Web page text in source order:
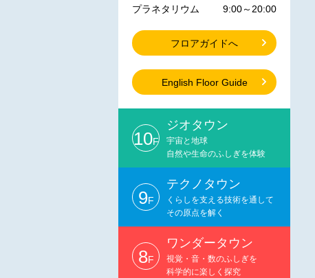
プラネタリウム
9:00～20:00
フロアガイドへ
English Floor Guide
10F
ジオタウン
宇宙と地球
自然や生命のふしぎを体験
9F
テクノタウン
くらしを支える技術を通して
その原点を解く
8F
ワンダータウン
視覚・音・数のふしぎを
科学的に楽しく探究